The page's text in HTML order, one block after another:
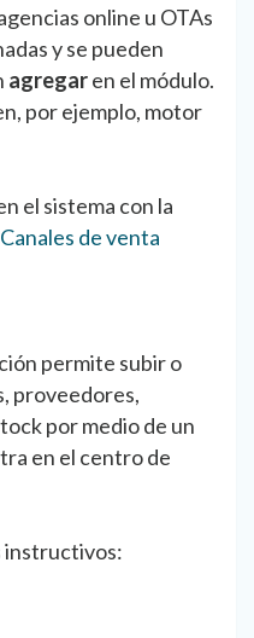
online u OTAs
y se pueden
agregaren el módulo.
por ejemplo, motor
el sistema con la
Canales de venta
permite subir o
proveedores,
por medio de un
en el centro de
instructivos: